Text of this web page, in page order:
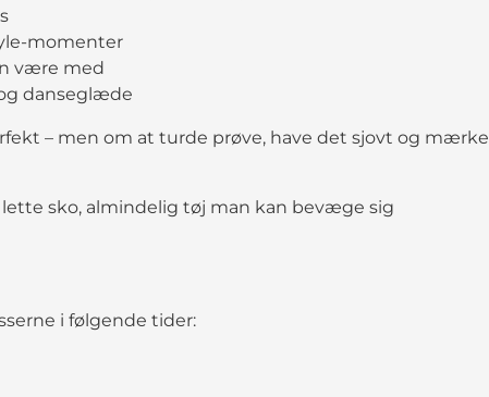
momenter
være med
danseglæde
– men om at turde prøve, have det sjovt og mærke
sko, almindelig tøj man kan bevæge sig
i følgende tider: